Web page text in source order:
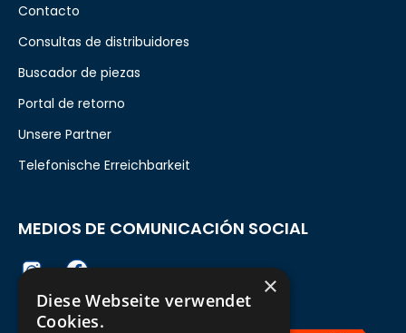
Contacto
Consultas de distribuidores
Buscador de piezas
Portal de retorno
Unsere Partner
Telefonische Erreichbarkeit
MEDIOS DE COMUNICACIÓN SOCIAL
×
Diese Webseite verwendet
Cookies.